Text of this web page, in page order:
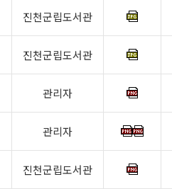
진천군립도서관
진천군립도서관
관리자
관리자
진천군립도서관